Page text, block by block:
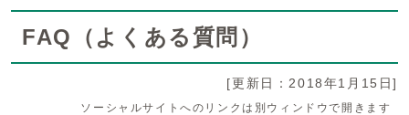
FAQ（よくある質問）
[更新日：2018年1月15日]
ソーシャルサイトへのリンクは別ウィンドウで開きます